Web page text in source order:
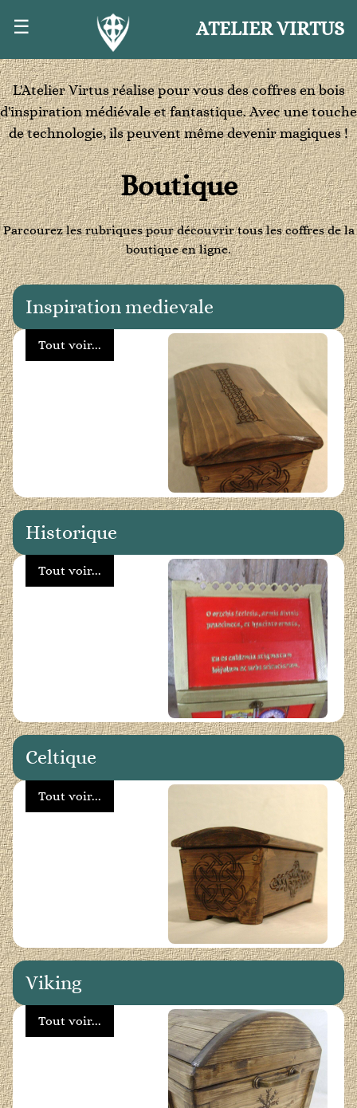
☰ ATELIER VIRTUS
L'Atelier Virtus réalise pour vous des coffres en bois
d'inspiration médiévale et fantastique. Avec une touche
de technologie, ils peuvent même devenir magiques !
Boutique
Parcourez les rubriques pour découvrir tous les coffres de la
boutique en ligne.
Inspiration medievale
Tout voir...
Historique
Tout voir...
Celtique
Tout voir...
Viking
Tout voir...